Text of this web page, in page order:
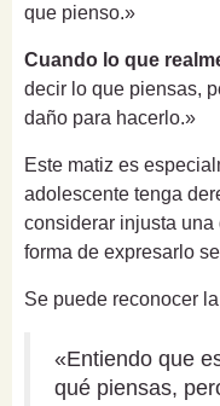
que pienso.»
Cuando lo que
decir lo que piensas,
daño para hacerlo.»
Este matiz es
adolescente tenga
considerar injusta
forma de expresarlo
Se puede reconocer
«Entiendo que
qué piensas,